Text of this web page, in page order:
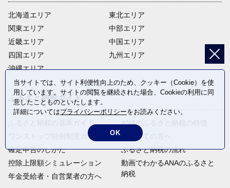
北海道エリア
関東エリア
近畿エリア
四国エリア
沖縄エリア
東北エリア
中部エリア
中国エリア
九州エリア
ふるさと納税ガイド
ふるさと納税の基本ガイド
ワンストップ特例制度ガイド
確定申告のしかた
控除上限額シミュレーション
年金受給者・自営業者の方へ
ANAのふるさと納税の特徴
はじめての方へ
ふるさと納税の流れ
動画でわかるANAのふるさと
納税
当サイトでは、サイト利便性向上のため、クッキー（Cookie）を使
用しています。サイトの閲覧を継続された場合、Cookieの利用に同
意したことものといたします。
詳細についてはプライバシーポリシーをお読みください。
OK